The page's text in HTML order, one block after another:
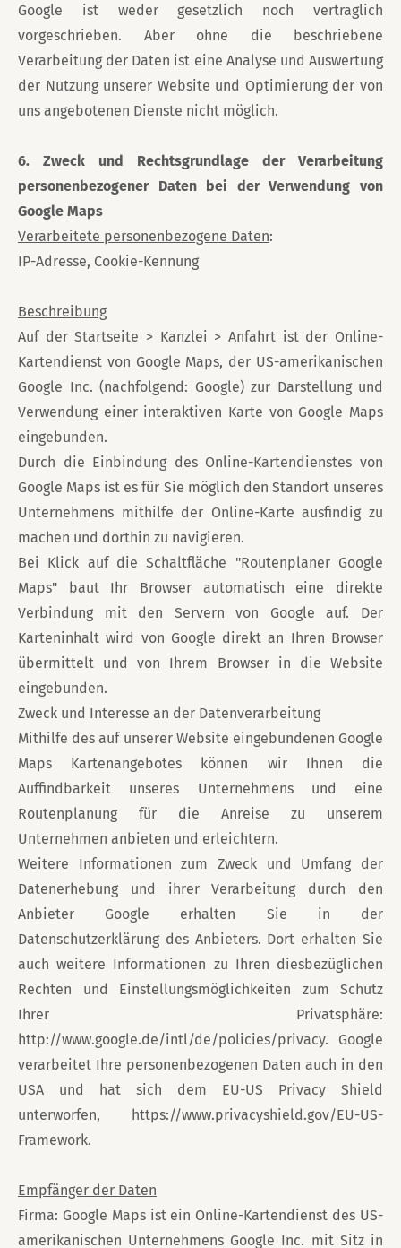
Google ist weder gesetzlich noch vertraglich
vorgeschrieben. Aber ohne die beschriebene
Verarbeitung der Daten ist eine Analyse und Auswertung
der Nutzung unserer Website und Optimierung der von
uns angebotenen Dienste nicht möglich.
6. Zweck und Rechtsgrundlage der Verarbeitung
personenbezogener Daten bei der Verwendung von
Google Maps
Verarbeitete personenbezogene Daten:
IP-Adresse, Cookie-Kennung
Beschreibung
Auf der Startseite > Kanzlei > Anfahrt ist der Online-
Kartendienst von Google Maps, der US-amerikanischen
Google Inc. (nachfolgend: Google) zur Darstellung und
Verwendung einer interaktiven Karte von Google Maps
eingebunden.
Durch die Einbindung des Online-Kartendienstes von
Google Maps ist es für Sie möglich den Standort unseres
Unternehmens mithilfe der Online-Karte ausfindig zu
machen und dorthin zu navigieren.
Bei Klick auf die Schaltfläche "Routenplaner Google
Maps" baut Ihr Browser automatisch eine direkte
Verbindung mit den Servern von Google auf. Der
Karteninhalt wird von Google direkt an Ihren Browser
übermittelt und von Ihrem Browser in die Website
eingebunden.
Zweck und Interesse an der Datenverarbeitung
Mithilfe des auf unserer Website eingebundenen Google
Maps Kartenangebotes können wir Ihnen die
Auffindbarkeit unseres Unternehmens und eine
Routenplanung für die Anreise zu unserem
Unternehmen anbieten und erleichtern.
Weitere Informationen zum Zweck und Umfang der
Datenerhebung und ihrer Verarbeitung durch den
Anbieter Google erhalten Sie in der
Datenschutzerklärung des Anbieters. Dort erhalten Sie
auch weitere Informationen zu Ihren diesbezüglichen
Rechten und Einstellungsmöglichkeiten zum Schutz
Ihrer Privatsphäre:
http://www.google.de/intl/de/policies/privacy. Google
verarbeitet Ihre personenbezogenen Daten auch in den
USA und hat sich dem EU-US Privacy Shield
unterworfen, https://www.privacyshield.gov/EU-US-
Framework.
Empfänger der Daten
Firma: Google Maps ist ein Online-Kartendienst des US-
amerikanischen Unternehmens Google Inc. mit Sitz in